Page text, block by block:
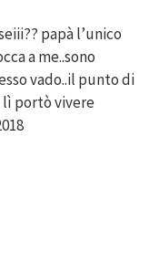
papà l’unico
a me..sono
vado..il punto di
portò vivere